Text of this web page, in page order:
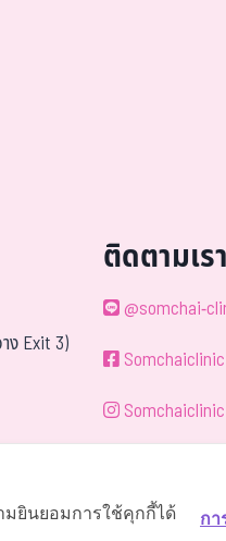
ง Exit 3)
ติดตามเรา
@somchai-
Somchaiclinic
Somchai
มยินยอมการใช้คุกกี้ได้
กา